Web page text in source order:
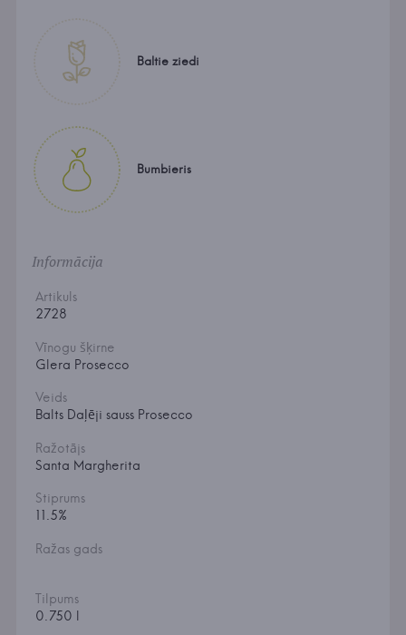
Baltie ziedi
Bumbieris
Informācija
Artikuls
2728
Vīnogu šķirne
Glera Prosecco
Veids
Balts Daļēji sauss Prosecco
Ražotājs
Santa Margherita
Stiprums
11.5%
Ražas gads
Tilpums
0.750 l